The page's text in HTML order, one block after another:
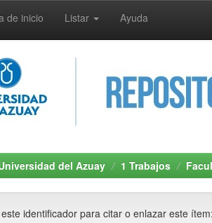
de inicio Listar Ayuda
del Azuay 1 Trabajos
identificador para citar o enlazar este ítem: